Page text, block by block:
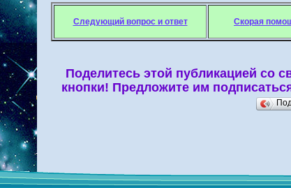
Следующий вопрос и ответ Скорая
Поделитесь этой публикацией со
кнопки! Предложите им